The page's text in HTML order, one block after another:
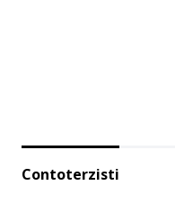
Contoterzisti